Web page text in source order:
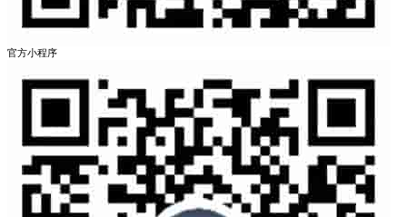
官方小程序